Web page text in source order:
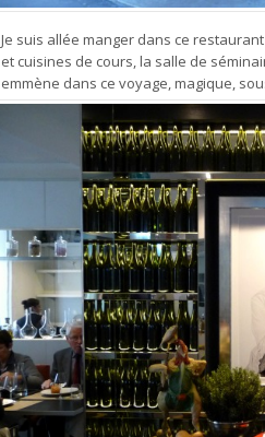
Je suis allée manger dans ce
et cuisines de cours, la salle de
emmène dans ce voyage, magique,